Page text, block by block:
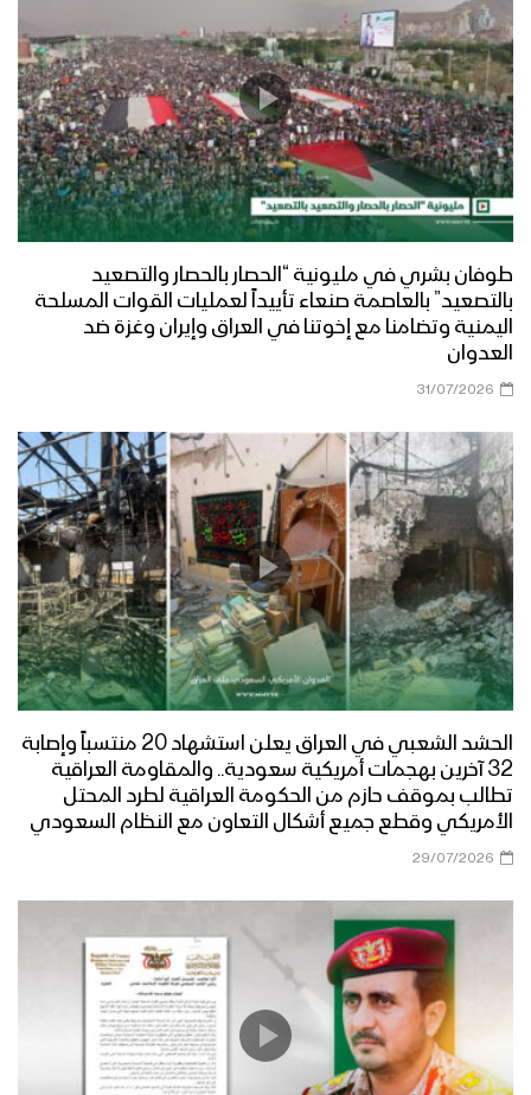
طوفان بشري في مليونية “الحصار بالحصار والتصعيد
بالتصعيد” بالعاصمة صنعاء تأييداً لعمليات القوات المسلحة
اليمنية وتضامنا مع إخوتنا في العراق وإيران وغزة ضد
العدوان
31/07/2026
الحشد الشعبي في العراق يعلن استشهاد 20 منتسباً وإصابة
32 آخرين بهجمات أمريكية سعودية.. والمقاومة العراقية
تطالب بموقف حازم من الحكومة العراقية لطرد المحتل
الأمريكي وقطع جميع أشكال التعاون مع النظام السعودي
29/07/2026